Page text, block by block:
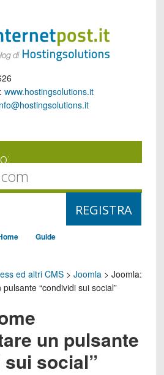
www.hostingsolutions.it
Guide
ed altri CMS> Joomla> Joomla:
“condividi sui social”
un pulsante
social”